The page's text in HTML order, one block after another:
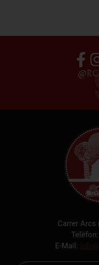
Carrer Arcs
Telèfon:
E-Mail: